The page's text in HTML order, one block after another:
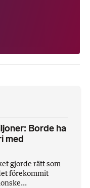
Borde ha
med
gjorde rätt som
förekommit